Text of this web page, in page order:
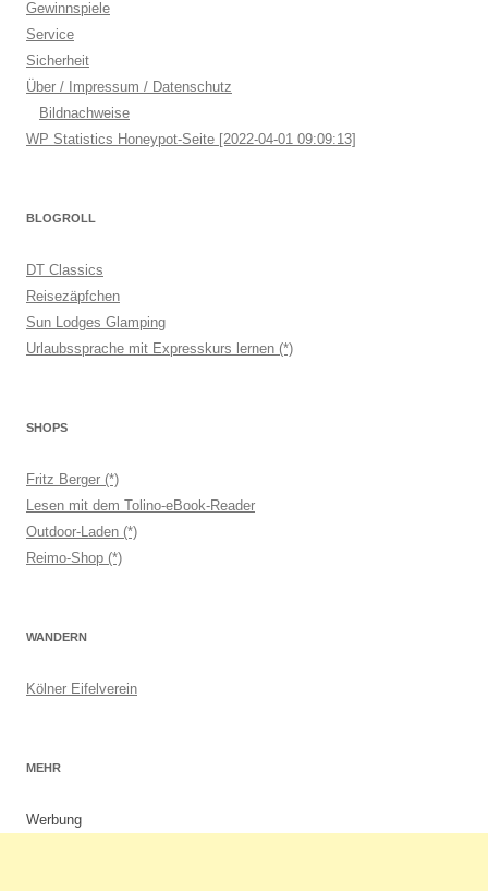
Gewinnspiele
Service
Sicherheit
Über / Impressum / Datenschutz
Bildnachweise
WP Statistics Honeypot-Seite [2022-04-01 09:09:13]
BLOGROLL
DT Classics
Reisezäpfchen
Sun Lodges Glamping
Urlaubssprache mit Expresskurs lernen (*)
SHOPS
Fritz Berger (*)
Lesen mit dem Tolino-eBook-Reader
Outdoor-Laden (*)
Reimo-Shop (*)
WANDERN
Kölner Eifelverein
MEHR
Werbung